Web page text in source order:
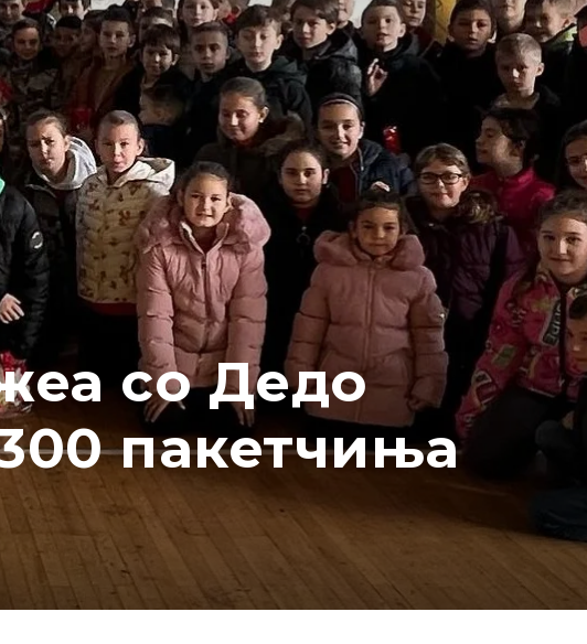
со Дедо
пакетчиња